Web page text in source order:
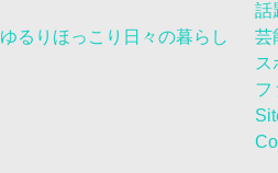
ゆるりほっこり日々の暮らし
話
芸
ス
フ